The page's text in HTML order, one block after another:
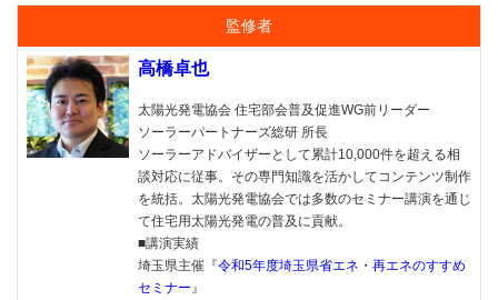
監修者
高橋卓也
太陽光発電協会 住宅部会普及促進WG前リーダー
ソーラーパートナーズ総研 所長
ソーラーアドバイザーとして累計10,000件を超える相
談対応に従事。その専門知識を活かしてコンテンツ制作
を統括。太陽光発電協会では多数のセミナー講演を通じ
て住宅用太陽光発電の普及に貢献。
■講演実績
埼玉県主催『令和5年度埼玉県省エネ・再エネのすすめ
セミナー 』